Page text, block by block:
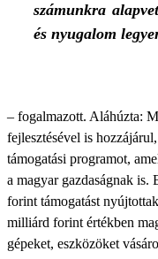
számunkra
és nyugalom
– fogalmazott. Aláhúzta:
fejlesztésével is
támogatási programot,
a magyar gazdaságnak is.
forint támogatást
milliárd forint értékben
gépeket, eszközöket